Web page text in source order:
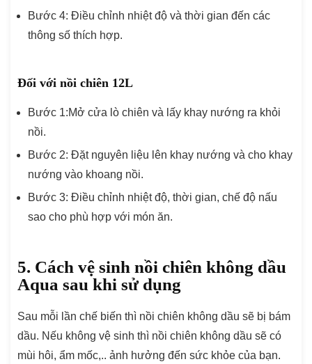
Bước 4: Điều chỉnh nhiệt độ và thời gian đến các
thông số thích hợp.
Đối với nồi chiên 12L
Bước 1:Mở cửa lò chiên và lấy khay nướng ra khỏi
nồi.
Bước 2: Đặt nguyên liệu lên khay nướng và cho khay
nướng vào khoang nồi.
Bước 3: Điều chỉnh nhiệt độ, thời gian, chế độ nấu
sao cho phù hợp với món ăn.
5. Cách vệ sinh nồi chiên không dầu
Aqua sau khi sử dụng
Sau mỗi lần chế biến thì nồi chiên không dầu sẽ bị bám
dầu. Nếu không vệ sinh thì nồi chiên không dầu sẽ có
mùi hôi, ẩm mốc,.. ảnh hưởng đến sức khỏe của bạn.